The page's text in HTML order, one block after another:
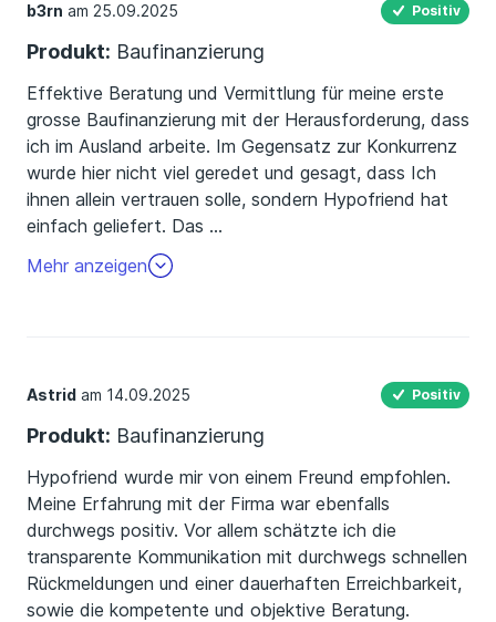
b3rn am 25.09.2025 Positiv
Produkt: Baufinanzierung
Effektive Beratung und Vermittlung für meine erste
grosse Baufinanzierung mit der Herausforderung, dass
ich im Ausland arbeite. Im Gegensatz zur Konkurrenz
wurde hier nicht viel geredet und gesagt, dass Ich
ihnen allein vertrauen solle, sondern Hypofriend hat
einfach geliefert. Das …
Angebot war das Beste.
Mehr anzeigen
Astrid am 14.09.2025 Positiv
Produkt: Baufinanzierung
Hypofriend wurde mir von einem Freund empfohlen.
Meine Erfahrung mit der Firma war ebenfalls
durchwegs positiv. Vor allem schätzte ich die
transparente Kommunikation mit durchwegs schnellen
Rückmeldungen und einer dauerhaften Erreichbarkeit,
sowie die kompetente und objektive Beratung.